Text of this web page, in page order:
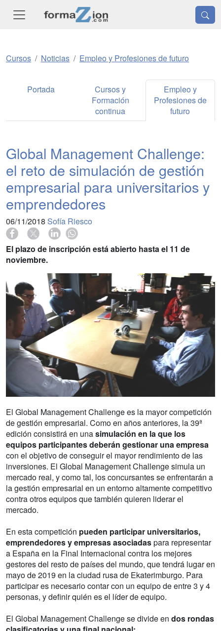
Cursos Noticias Empleo y Profesiones de futuro
Portada
Cursos y
Formación
continua
Empleo y
Profesiones de
futuro
Global Management Challenge:
el reto de simulación de gestión
empresarial para universitarios y
emprendedores
06/11/2018 Sofía Riesco
El plazo de inscripción está abierto hasta el 11 de
noviembre.
El Global Management Challenge es la mayor competición
de gestión empresarial. Como en años anteriores, la 39ª
edición consistirá en unasimulación en la que los
equipos participantes deberán gestionar una empresa
con el objetivo de conseguir el mayor rendimiento de las
inversiones. El Global Management Challenge simula un
mercado real, y como tal, los concursantes se enfrentarán a
la gestión empresarial en un entorno altamente competitivo
contra otros equipos que también quieren liderar el
mercado.
En esta competición pueden participar universitarios,
emprendedores y empresas asociadaspara representar
a España en la Final Internacional contra los mejores
gestores del resto de países del mundo, que tendrá lugar en
mayo de 2019 en la ciudad rusa de Ekaterimburgo. Para
participar es necesario contar con un equipo de entre 3 y 4
personas, y definir quién es el líder de equipo.
El Global Management Challenge se divide en dos rondas